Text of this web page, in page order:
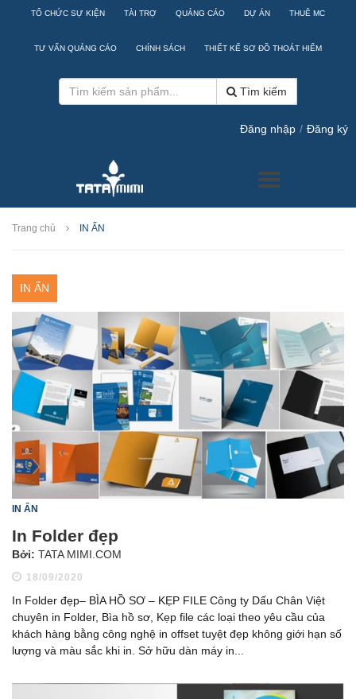
TỔ CHỨC SỰ KIỆN TÀI TRỢ QUẢNG CÁO DỰ ÁN THUÊ MC
TƯ VẤN QUẢNG CÁO CHÍNH SÁCH THIẾT KẾ SƠ ĐỒ THOÁT HIỂM
Tìm kiếm
Đăng nhập / Đăng ký
Trang chủ IN ẤN
IN ẤN
IN ẤN
In Folder đẹp
Bởi: TATA MIMI.COM
18/09/2020
In Folder đẹp– BÌA HỒ SƠ – KẸP FILE Công ty Dấu Chân Việt
chuyên in Folder, Bìa hồ sơ, Kẹp file các loại theo yêu cầu của
khách hàng bằng công nghệ in offset tuyệt đẹp không giới hạn số
lượng và màu sắc khi in. Sở hữu dàn máy in...